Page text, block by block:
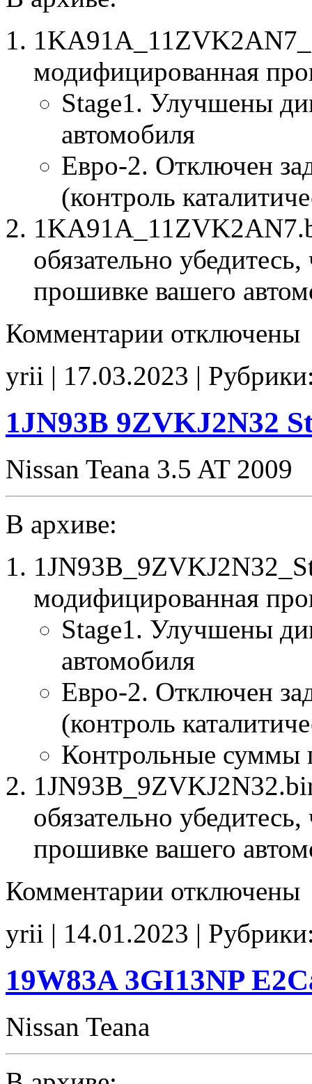
модифицированная
Stage1. Улучшены
автомобиля
Евро-2. Отключен
(контроль
обязательно
прошивке вашего
Комментарии записи
Stage1
E2Catoff
отключены
yrii | 17.03.2023 |
1JN93B 9ZVKJ2N32
Nissan Teana 3.5 AT 2009
В архиве:
модифицированная
Stage1. Улучшены
автомобиля
Евро-2. Отключен
(контроль
Контрольные суммы
обязательно
прошивке вашего
Комментарии записи
Stage1
E2Catoff
отключены
yrii | 14.01.2023 |
19W83A 3GI13NP
Nissan Teana